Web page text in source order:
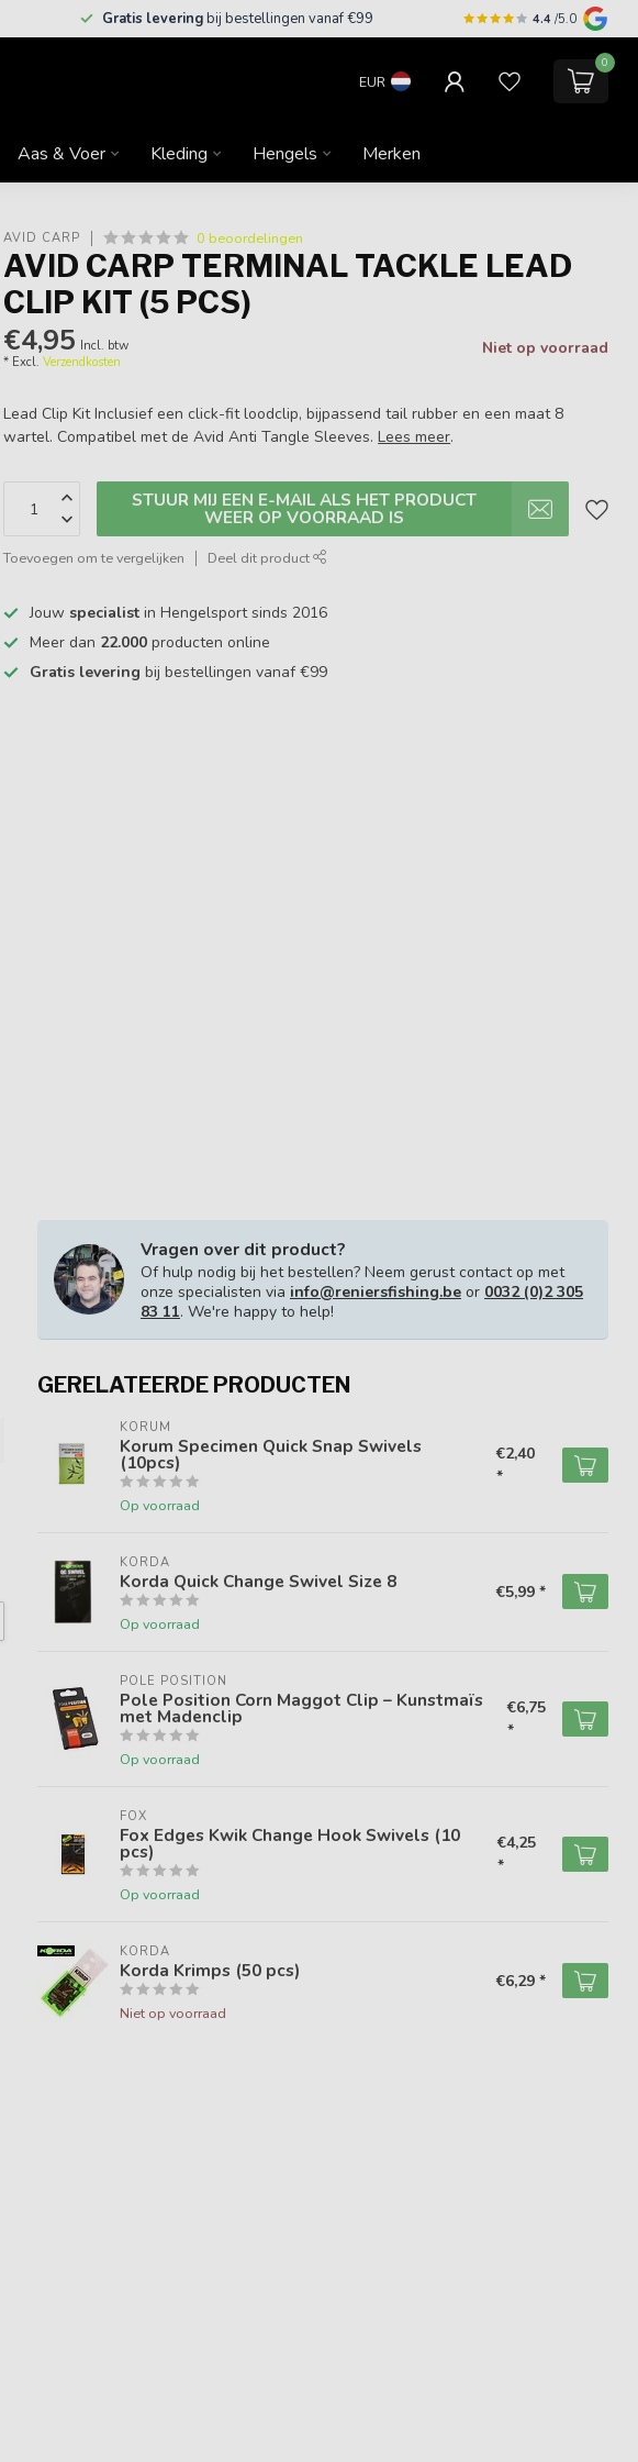
Gratis leveringbij bestellingen vanaf €99 4.4 /5.0
EUR
0
Aas & Voer Kleding Hengels Merken
AVID CARP 0 beoordelingen
AVID CARP TERMINAL TACKLE LEAD
CLIP KIT (5 PCS)
€4,95 Incl. btw
* Excl.Verzendkosten
Niet op voorraad
Lead Clip Kit Inclusief een click-fit loodclip, bijpassend tail rubber en een maat 8
wartel. Compatibel met de Avid Anti Tangle Sleeves.Lees meer.
STUUR MIJ EEN E-MAIL ALS HET PRODUCT
WEER OP VOORRAAD IS
Toevoegen om te vergelijken Deel dit product
Jouw specialist in Hengelsport sinds 2016
Meer dan 22.000 producten online
Gratis levering bij bestellingen vanaf €99
Vragen over dit product?
Of hulp nodig bij het bestellen? Neem gerust contact op met
onze specialisten via info@reniersfishing.be or 0032 (0)2 305
83 11. We're happy to help!
GERELATEERDE PRODUCTEN
KORUM
Korum Specimen Quick Snap Swivels
(10pcs)
Op voorraad
€2,40
*
KORDA
Korda Quick Change Swivel Size 8
Op voorraad
€5,99 *
POLE POSITION
Pole Position Corn Maggot Clip – Kunstmaïs
met Madenclip
Op voorraad
€6,75
*
FOX
Fox Edges Kwik Change Hook Swivels (10
pcs)
Op voorraad
€4,25
*
KORDA
Korda Krimps (50 pcs)
Niet op voorraad
€6,29 *